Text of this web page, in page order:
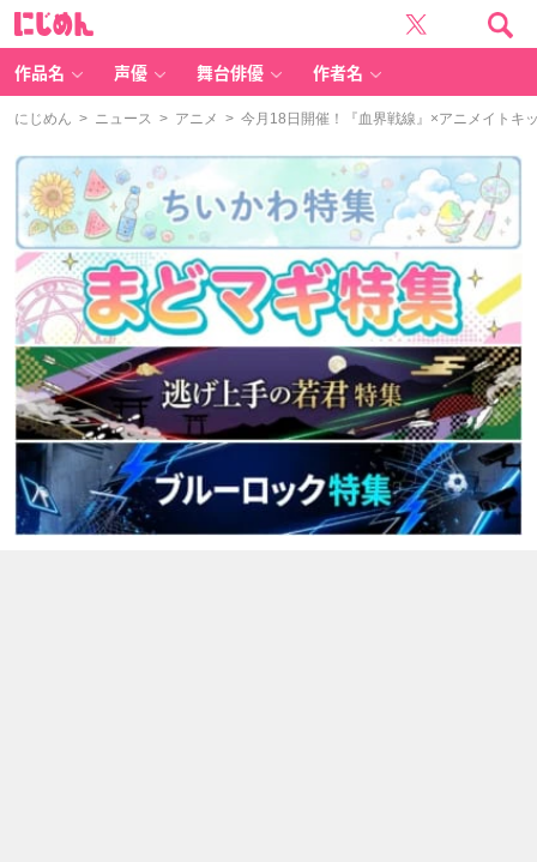
作品名 声優 舞台俳優 作者名
にじめん > ニュース > アニメ > 今月18日開催！『血界戦線』×アニメイトキ